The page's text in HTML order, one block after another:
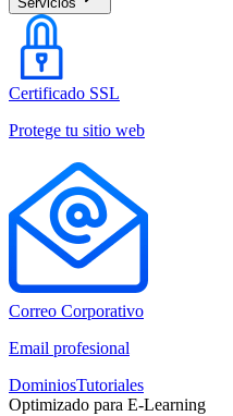
Certificado SSL
Protege tu sitio web
Correo Corporativo
Email profesional
DominiosTutoriales
Optimizado para E-Learning